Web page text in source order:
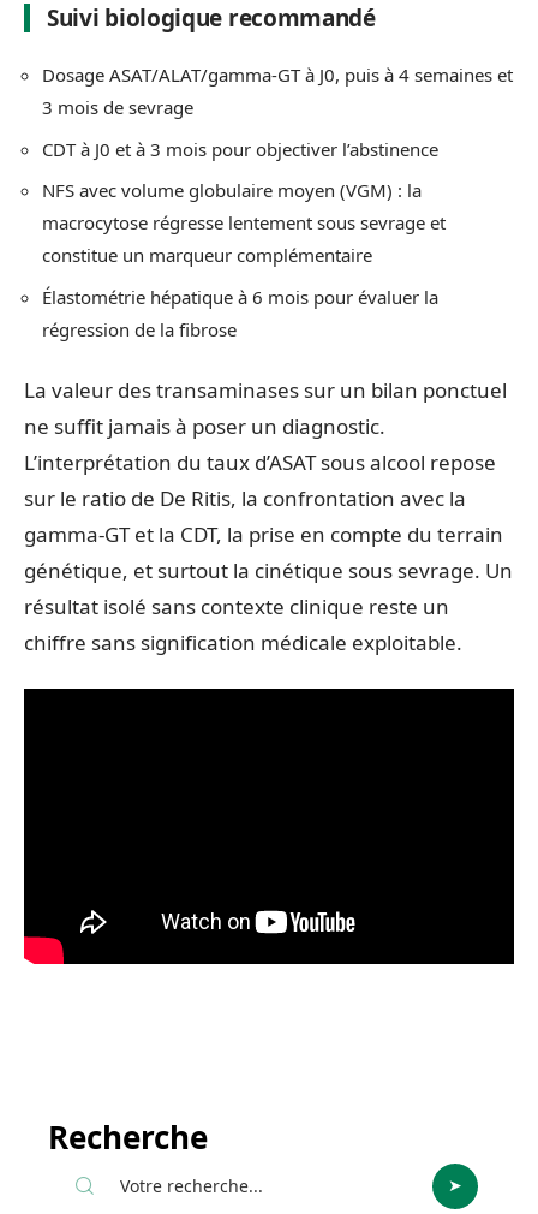
Suivi biologique recommandé
Dosage ASAT/ALAT/gamma-GT à J0, puis à 4 semaines et
3 mois de sevrage
CDT à J0 et à 3 mois pour objectiver l’abstinence
NFS avec volume globulaire moyen (VGM) : la
macrocytose régresse lentement sous sevrage et
constitue un marqueur complémentaire
Élastométrie hépatique à 6 mois pour évaluer la
régression de la fibrose
La valeur des transaminases sur un bilan ponctuel
ne suffit jamais à poser un diagnostic.
L’interprétation du taux d’ASAT sous alcool repose
sur le ratio de De Ritis, la confrontation avec la
gamma-GT et la CDT, la prise en compte du terrain
génétique, et surtout la cinétique sous sevrage. Un
résultat isolé sans contexte clinique reste un
chiffre sans signification médicale exploitable.
Recherche